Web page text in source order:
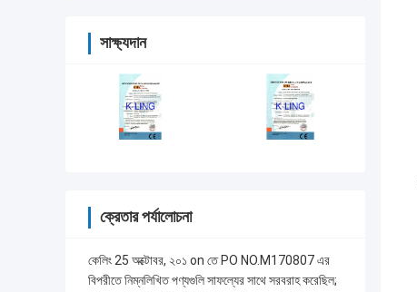
সাক্ষ্যদান
ক্রেতার পর্যালোচনা
কেলিং 25 অক্টোবর, ২০১ on তে PO NO.M170807 এর
বিপরীতে নিম্নলিখিত পণ্যগুলি সাফল্যের সাথে সরবরাহ করেছিল;